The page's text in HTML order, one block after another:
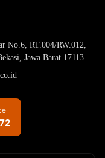
No.6, RT.004/RW.012,
Jawa Barat 17113